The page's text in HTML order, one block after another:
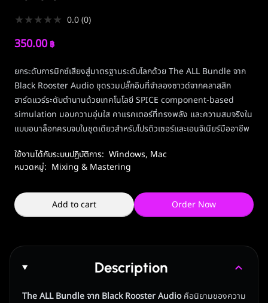
★★★★★ 0.0(0)
350.00 ฿
ยกระดับการมิกซ์เสียงสู่มาตรฐานระดับโลกด้วย The ALL Bundle จาก
Black Rooster Audio ชุดรวมปลั๊กอินที่จำลองซาวด์จากคลาสสิก
ฮาร์ดแวร์ระดับตำนานด้วยเทคโนโลยี SPICE component-based
simulation มอบความอุ่นใส คาแรคเตอร์ที่ทรงพลัง และความสมจริงใน
แบบอนาล็อกครบจบในชุดเดียวสำหรับโปรดิวเซอร์และเอนจิเนียร์มืออาชีพ
ใช้งานได้กับระบบปฏิบัติการ: Windows, Mac
หมวดหมู่: Mixing & Mastering
Add to cart Order Now
Description
The ALL Bundle จาก Black Rooster Audioคือนิยามของความ